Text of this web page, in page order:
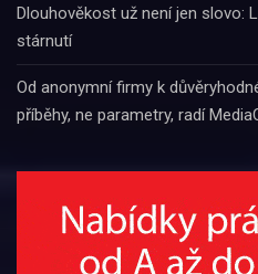
Dlouhověkost už není jen slovo:
stárnutí
Od anonymní firmy k
příběhy, ne parametry, radí